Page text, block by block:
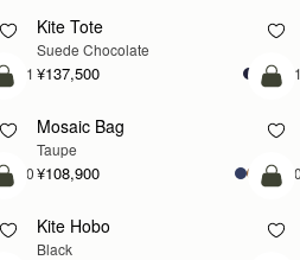
+1
Kite Tote
Suede Chocolate
¥137,500
カートに追加
+10
カ
Mosaic Bag
Taupe
¥108,900
カートに追加
カ
Kite Hobo
Black